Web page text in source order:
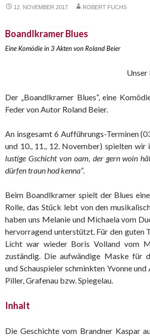
12. NOVEMBER 2017 ROBERT FUCHS
Boandlkramer Blues
Eine Komödie in 3 Akten von Roland Beier
Der „Boandlkramer Blues“, eine
Feder von Autor Roland Beier.
An insgesamt 6 Aufführungs-Terminen
und 10., 11., 12. November) spielten wir
lustige Gschicht von oam, der gern woin
dürfen traun hod kenna”.
Beim Boandlkramer spielt der Blues
Rolle, das Stück lebt von den
haben uns Melanie und Michaela vom
hervorragend unterstützt. Für den guten
Licht war wieder Boris Volland vom
zuständig. Die aufwändige Maske für
und Schauspieler schminkten Yvonne
Piller, Grafenau bzw. Spiegelau.
Inhalt
Die Geschichte vom Brandner Kaspar